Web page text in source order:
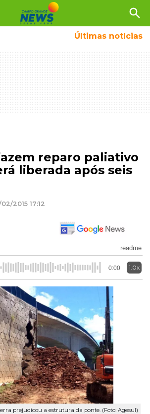
search
Últimas notícias
reparo paliativo
liberada após seis
2015 17:12
readme
0:00 1.0x
prejudicou a estrutura da ponte. (Foto: Agesul)